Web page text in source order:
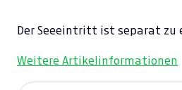
Der Seeeintritt ist separat zu
Weitere Artikelinformationen